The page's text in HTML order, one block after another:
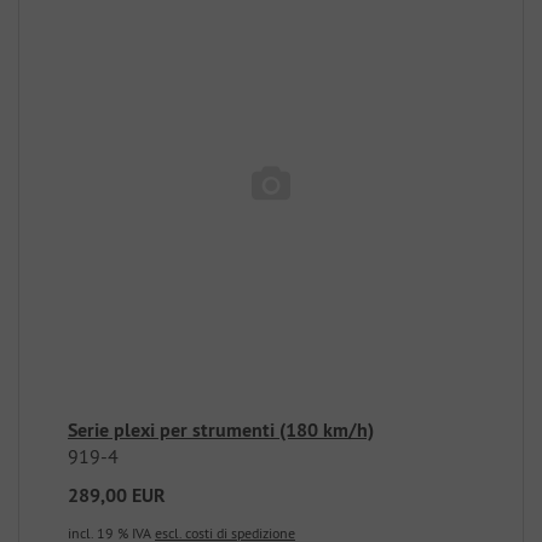
Serie plexi per strumenti (180 km/h)
919-4
289,00 EUR
incl. 19 % IVA escl. costi di spedizione